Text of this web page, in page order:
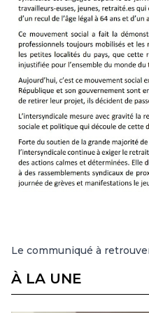
Le communiqué à
À LA UNE